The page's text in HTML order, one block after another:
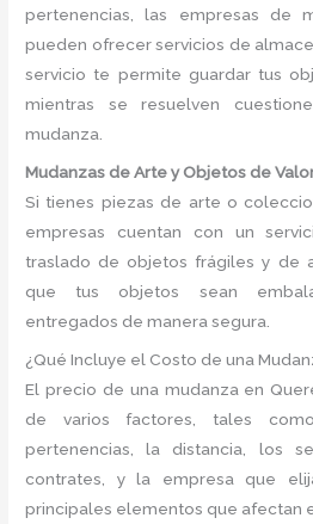
pertenencias, las empresas de
pueden ofrecer servicios de
servicio te permite guardar tus
mientras se resuelven
mudanza.
Mudanzas de Arte y Objetos de
Si tienes piezas de arte o
empresas cuentan con un
traslado de objetos frágiles y de
que tus objetos sean
entregados de manera segura.
¿Qué Incluye el Costo de una
El precio de una mudanza en
de varios factores, tales
pertenencias, la distancia, los
contrates, y la empresa que
principales elementos que afectan